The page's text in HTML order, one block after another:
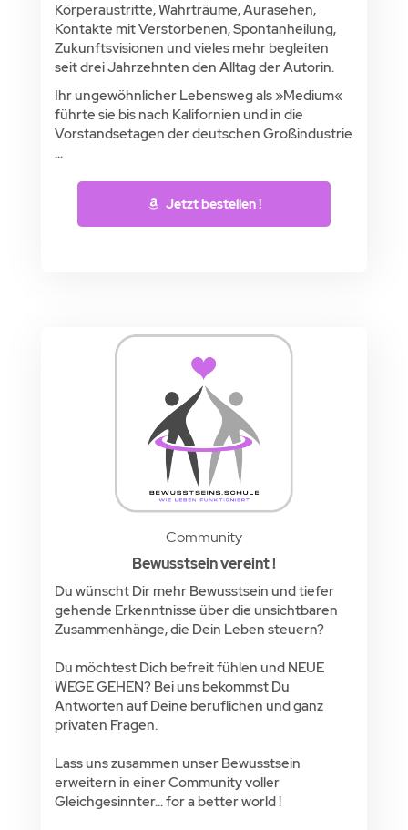
Körperaustritte, Wahrträume, Aurasehen,
Kontakte mit Verstorbenen, Spontanheilung,
Zukunftsvisionen und vieles mehr begleiten
seit drei Jahrzehnten den Alltag der Autorin.
Ihr ungewöhnlicher Lebensweg als »Medium«
führte sie bis nach Kalifornien und in die
Vorstandsetagen der deutschen Großindustrie
...
Jetzt bestellen !
Community
Bewusstsein vereint !
Du wünscht Dir mehr Bewusstsein und tiefer
gehende Erkenntnisse über die unsichtbaren
Zusammenhänge, die Dein Leben steuern?
Du möchtest Dich befreit fühlen und NEUE
WEGE GEHEN? Bei uns bekommst Du
Antworten auf Deine beruflichen und ganz
privaten Fragen.
Lass uns zusammen unser Bewusstsein
erweitern in einer Community voller
Gleichgesinnter... for a better world !